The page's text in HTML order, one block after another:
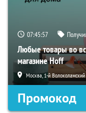
07:45:56
Любые товары во
магазине Hoff
Москва, 1-й Волоколамский
Промокод